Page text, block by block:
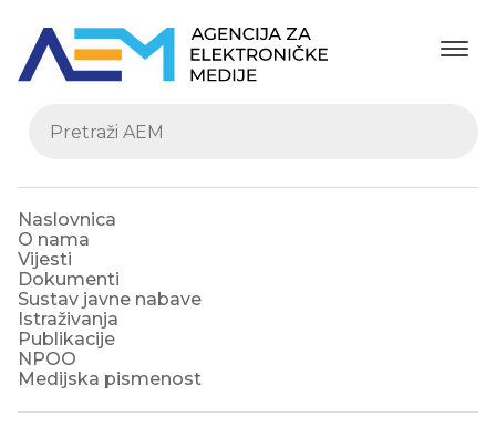
Naslovnica
O nama
Vijesti
Dokumenti
Sustav javne nabave
Istraživanja
Publikacije
NPOO
Medijska pismenost